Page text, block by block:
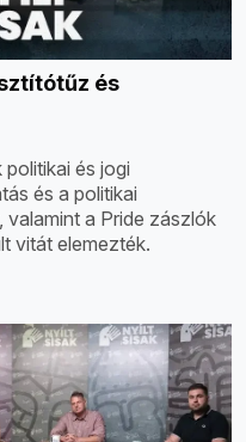
és
és jogi
és a politikai
a Pride zászlók
vitát elemezték.